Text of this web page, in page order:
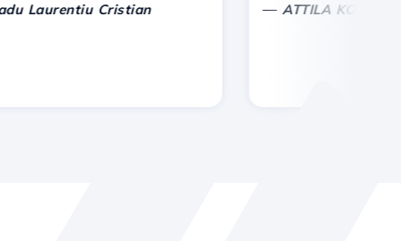
Cristian ATTILA KOLES